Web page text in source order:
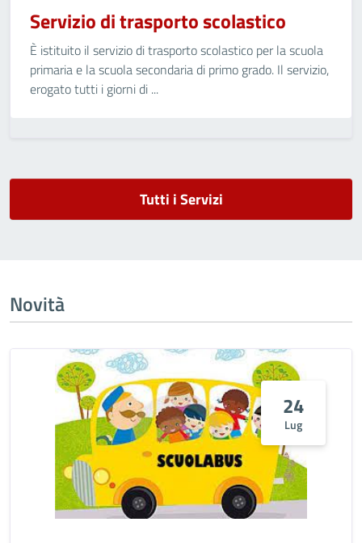
Servizio di trasporto scolastico
È istituito il servizio di trasporto scolastico per la scuola
primaria e la scuola secondaria di primo grado. Il servizio,
erogato tutti i giorni di ...
Tutti i Servizi
Novità
24
Lug